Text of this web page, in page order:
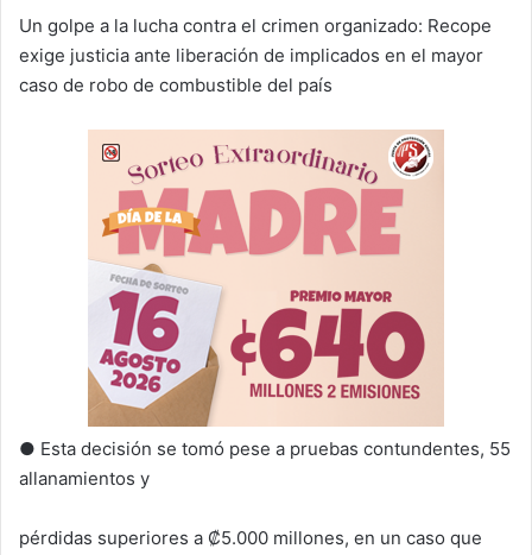
Un golpe a la lucha contra el crimen organizado: Recope
exige justicia ante liberación de implicados en el mayor
caso de robo de combustible del país
● Esta decisión se tomó pese a pruebas contundentes, 55
allanamientos y
pérdidas superiores a ₡5.000 millones, en un caso que